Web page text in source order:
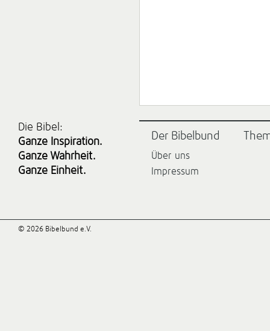
Die Bibel:
Ganze Inspiration.
Ganze Wahrheit.
Ganze Einheit.
Der Bibelbund
Über uns
Impressum
© 2026 Bibelbund e.V.